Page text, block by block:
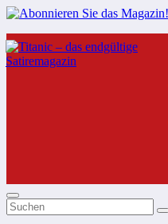
Zum
Inhalt
springen